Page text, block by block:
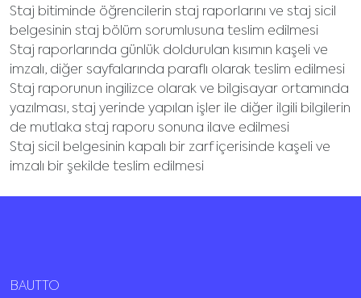
Staj bitiminde öğrencilerin staj raporlarını ve staj sicil
belgesinin staj bölüm sorumlusuna teslim edilmesi
Staj raporlarında günlük doldurulan kısımın kaşeli ve
imzalı, diğer sayfalarında paraflı olarak teslim edilmesi
Staj raporunun ingilizce olarak ve bilgisayar ortamında
yazılması, staj yerinde yapılan işler ile diğer ilgili bilgilerin
de mutlaka staj raporu sonuna ilave edilmesi
Staj sicil belgesinin kapalı bir zarf içerisinde kaşeli ve
imzalı bir şekilde teslim edilmesi
BAUTTO